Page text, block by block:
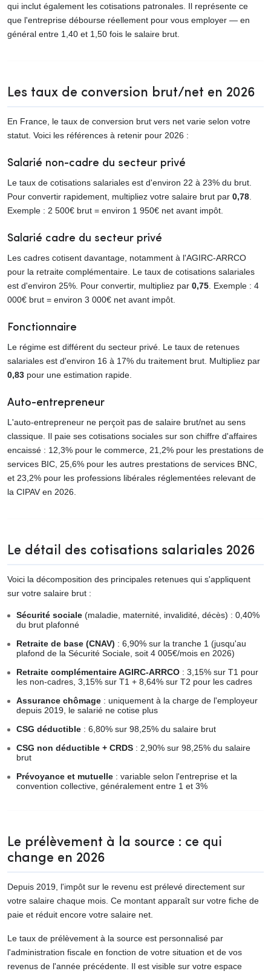
qui inclut également les cotisations patronales. Il représente ce
que l'entreprise débourse réellement pour vous employer — en
général entre 1,40 et 1,50 fois le salaire brut.
Les taux de conversion brut/net en 2026
En France, le taux de conversion brut vers net varie selon votre
statut. Voici les références à retenir pour 2026 :
Salarié non-cadre du secteur privé
Le taux de cotisations salariales est d'environ 22 à 23% du brut.
Pour convertir rapidement, multipliez votre salaire brut par 0,78
Exemple : 2 500€ brut = environ 1 950€ net avant impôt.
Salarié cadre du secteur privé
Les cadres cotisent davantage, notamment à l'AGIRC-ARRCO
pour la retraite complémentaire. Le taux de cotisations salariales
est d'environ 25%. Pour convertir, multipliez par 0,75 . Exemple : 4
000€ brut = environ 3 000€ net avant impôt.
Fonctionnaire
Le régime est différent du secteur privé. Le taux de retenues
salariales est d'environ 16 à 17% du traitement brut. Multipliez par
0,83 pour une estimation rapide.
Auto-entrepreneur
L'auto-entrepreneur ne perçoit pas de salaire brut/net au sens
classique. Il paie ses cotisations sociales sur son chiffre d'affaires
encaissé : 12,3% pour le commerce, 21,2% pour les prestations de
services BIC, 25,6% pour les autres prestations de services BNC,
et 23,2% pour les professions libérales réglementées relevant de
la CIPAV en 2026.
Le détail des cotisations salariales 2026
Voici la décomposition des principales retenues qui s'appliquent
sur votre salaire brut :
Sécurité sociale (maladie, maternité, invalidité, décès) : 0,40%
du brut plafonné
Retraite de base (CNAV) : 6,90% sur la tranche 1 (jusqu'au
plafond de la Sécurité Sociale, soit 4 005€/mois en 2026)
Retraite complémentaire AGIRC-ARRCO : 3,15% sur T1 pour
les non-cadres, 3,15% sur T1 + 8,64% sur T2 pour les cadres
Assurance chômage : uniquement à la charge de l'employeur
depuis 2019, le salarié ne cotise plus
CSG déductible : 6,80% sur 98,25% du salaire brut
CSG non déductible + CRDS : 2,90% sur 98,25% du salaire
brut
Prévoyance et mutuelle : variable selon l'entreprise et la
convention collective, généralement entre 1 et 3%
Le prélèvement à la source : ce qui
change en 2026
Depuis 2019, l'impôt sur le revenu est prélevé directement sur
votre salaire chaque mois. Ce montant apparaît sur votre fiche de
paie et réduit encore votre salaire net.
Le taux de prélèvement à la source est personnalisé par
l'administration fiscale en fonction de votre situation et de vos
revenus de l'année précédente. Il est visible sur votre espace